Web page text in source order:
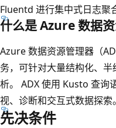
Fluentd 进行集中式日志聚
什么是 Azure 数据资
Azure 数据资源管理器（
务，可针对大量结构化、
析。 ADX 使用 Kusto 查询
视、诊断和交互式数据探索。
先决条件